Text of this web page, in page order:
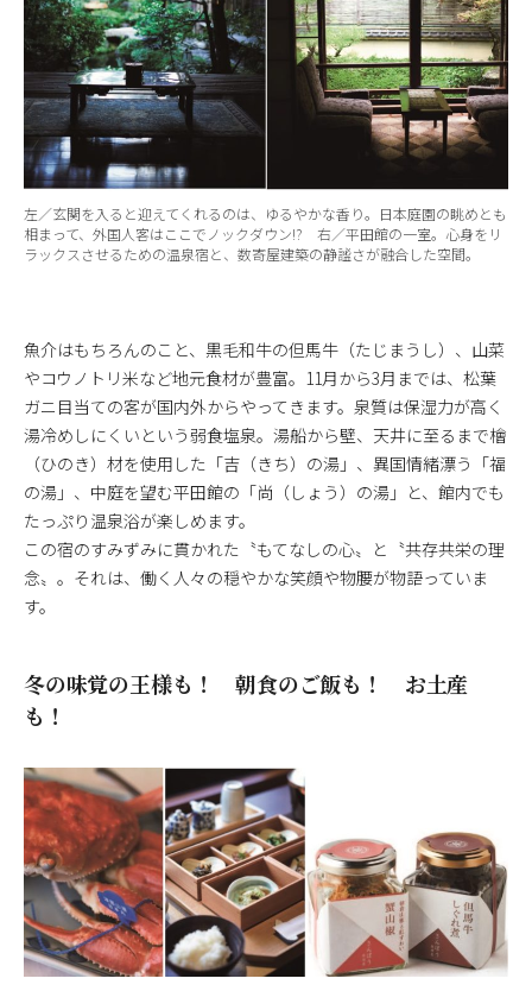
左／玄関を入ると迎えてくれるのは、ゆるやかな香り。日本庭園の眺めとも
相まって、外国人客はここでノックダウン!? 右／平田館の一室。心身をリ
ラックスさせるための温泉宿と、数寄屋建築の静謐さが融合した空間。
魚介はもちろんのこと、黒毛和牛の但馬牛（たじまうし）、山菜
やコウノトリ米など地元食材が豊富。11月から3月までは、松葉
ガニ目当ての客が国内外からやってきます。泉質は保湿力が高く
湯冷めしにくいという弱食塩泉。湯船から壁、天井に至るまで檜
（ひのき）材を使用した「吉（きち）の湯」、異国情緒漂う「福
の湯」、中庭を望む平田館の「尚（しょう）の湯」と、館内でも
たっぷり温泉浴が楽しめます。
この宿のすみずみに貫かれた〝もてなしの心〟と〝共存共栄の理
念〟。それは、働く人々の穏やかな笑顔や物腰が物語っていま
す。
冬の味覚の王様も！ 朝食のご飯も！ お土産
も！